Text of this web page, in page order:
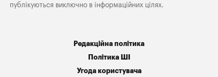
публікуються виключно в інформаційних цілях.
Редакційна політика
Політика ШІ
Угода користувача